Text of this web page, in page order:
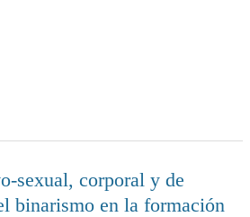
sexual, corporal y de
binarismo en la formación